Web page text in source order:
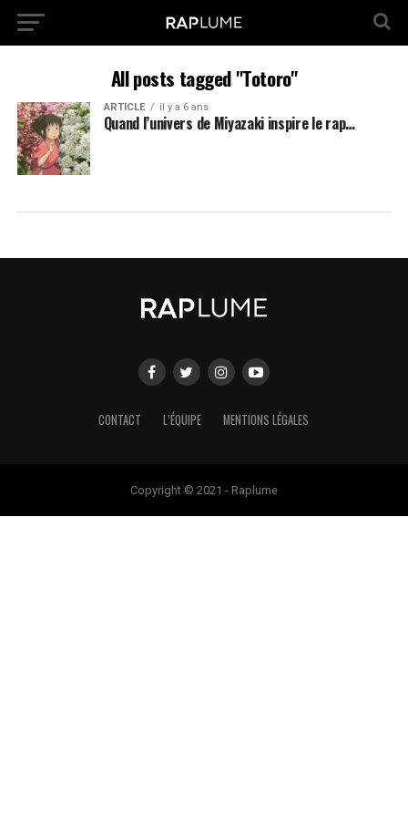
All posts tagged "Totoro"
ARTICLE il y a 6 ans
Quand l’univers de Miyazaki inspire le rap…
CONTACT L’ÉQUIPE MENTIONS LÉGALES
Copyright © 2021 - Raplume